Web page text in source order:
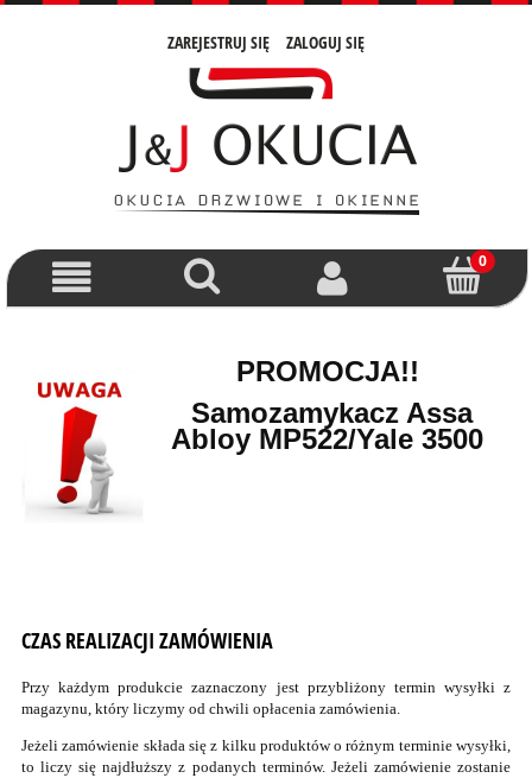
ZAREJESTRUJ SIĘ ZALOGUJ SIĘ
PROMOCJA!!
Samozamykacz Assa
Abloy MP522/Yale 3500
CZAS REALIZACJI ZAMÓWIENIA
Przy każdym produkcie zaznaczony jest przybliżony termin wysyłki z
magazynu, który liczymy od chwili opłacenia zamówienia.
Jeżeli zamówienie składa się z kilku produktów o różnym terminie wysyłki,
to liczy się najdłuższy z podanych terminów. Jeżeli zamówienie zostanie